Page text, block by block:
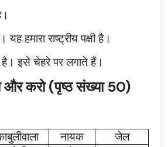
यह हमारा राष्ट्रीय पक्षी है।
इसे चेहरे पर लगाते हैं।
और करो (पृष्ठ संख्या 50)
नायक
जेल